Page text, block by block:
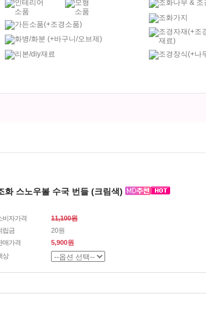
화 스노우볼 수국 번들 (크림색)
비자가격
11,100원
립금
20원
매가격
5,900원
상